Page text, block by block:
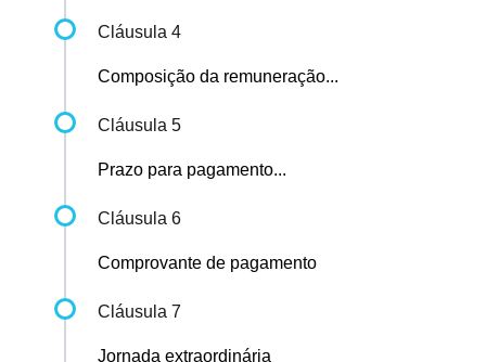
Cláusula 4
Composição da remuneração...
Cláusula 5
Prazo para pagamento...
Cláusula 6
Comprovante de pagamento
Cláusula 7
Jornada extraordinária